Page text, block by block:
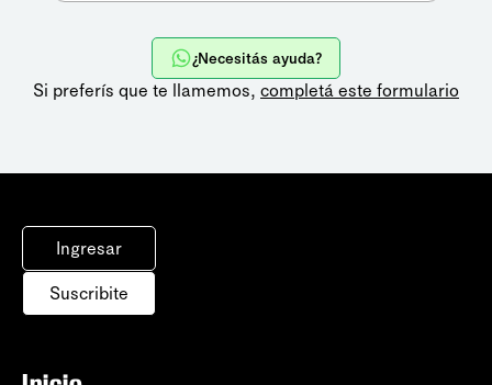
¿Necesitás ayuda?
Si preferís que te llamemos, completá este formulario
Ingresar
Suscribite